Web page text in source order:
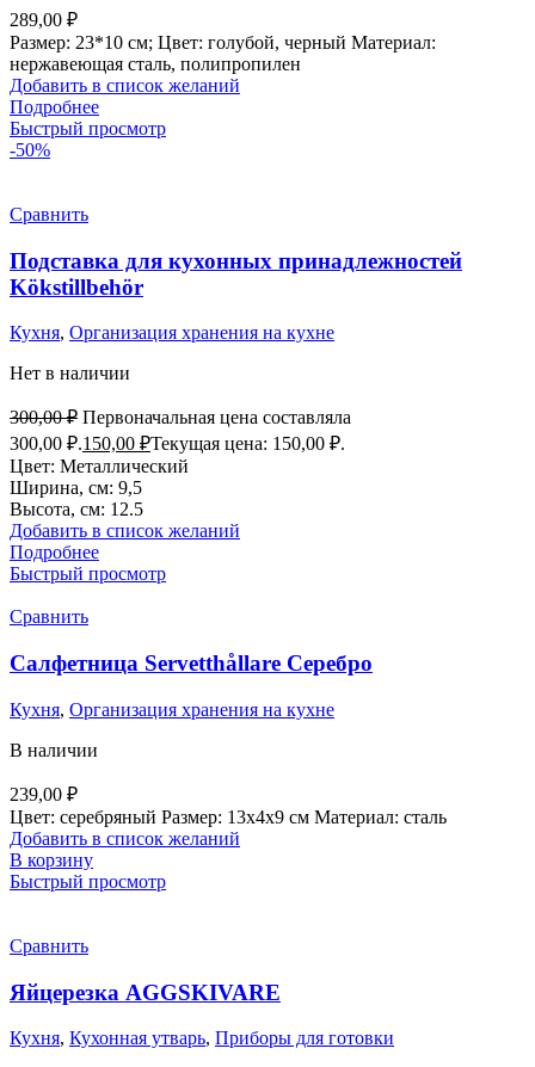
289,00 ₽
Размер: 23*10 см; Цвет: голубой, черный Материал:
нержавеющая сталь, полипропилен
Добавить в список желаний
Подробнее
Быстрый просмотр
-50%
Сравнить
Подставка для кухонных принадлежностей
Kökstillbehör
Кухня, Организация хранения на кухне
Нет в наличии
300,00₽ Первоначальная цена составляла
300,00 ₽.150,00 ₽Текущая цена: 150,00 ₽.
Цвет: Металлический
Ширина, см: 9,5
Высота, см: 12.5
Добавить в список желаний
Подробнее
Быстрый просмотр
Сравнить
Салфетница Servetthållare Серебро
Кухня, Организация хранения на кухне
В наличии
239,00 ₽
Цвет: серебряный Размер: 13х4х9 см Материал: сталь
Добавить в список желаний
В корзину
Быстрый просмотр
Сравнить
Яйцерезка AGGSKIVARE
Кухня, Кухонная утварь, Приборы для готовки